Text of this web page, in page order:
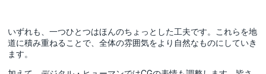
いずれも、一つひとつはほんのちょっとした工夫です。これらを地
道に積み重ねることで、全体の雰囲気をより自然なものにしていき
ます。